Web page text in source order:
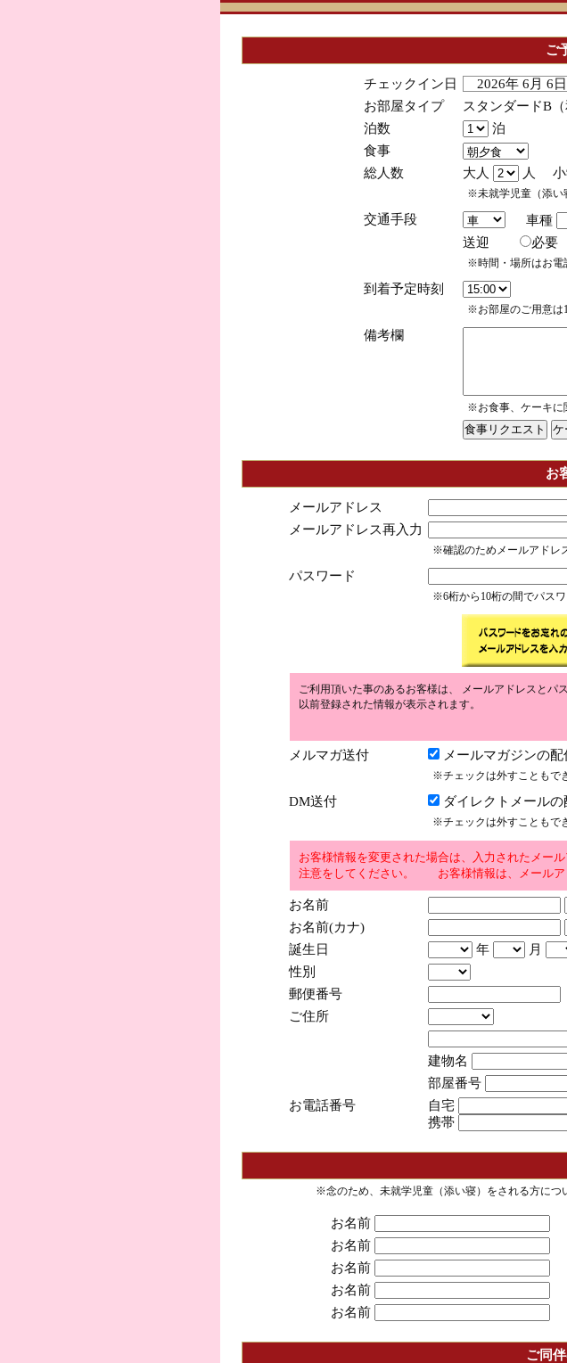
ご
チェックイン日
2026年 6月 6
お部屋タイプ
スタンダードB（
泊数
泊
食事
総人数
大人 人 小
※未就学児童（添い
交通手段
車種
送迎
必
※時間・場所はお電
到着予定時刻
※お部屋のご用意は
備考欄
※お食事、ケーキに
お
メールアドレス
メールアドレス再入力
※確認のためメールアドレ
パスワード
※6桁から10桁の間でパスワ
ご利用頂いた事のあるお客様は、 メールアドレスとパ
以前登録された情報が表示されます。
メルマガ送付 メールマガジンの配
※チェックは外すこともで
DM送付 ダイレクトメールの
※チェックは外すこともで
お客様情報を変更された場合は、入力されたメー
注意をしてください。 お客様情報は、メールア
お名前
お名前(カナ)
誕生日
年 月
性別
郵便番号
ご住所
建物名
部屋番号
お電話番号
自宅
携帯
※念のため、未就学児童（添い寝）をされる方につ
お名前
お名前
お名前
お名前
お名前
ご同